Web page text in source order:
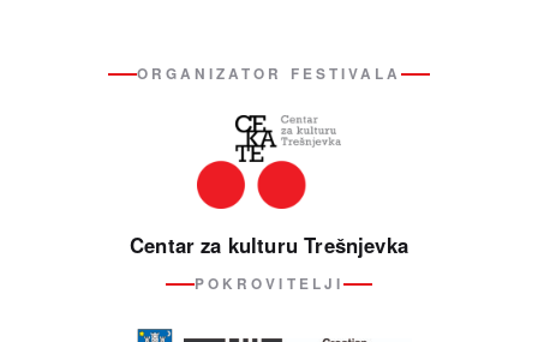
ORGANIZATOR FESTIVALA
Centar za kulturu Trešnjevka
POKROVITELJI